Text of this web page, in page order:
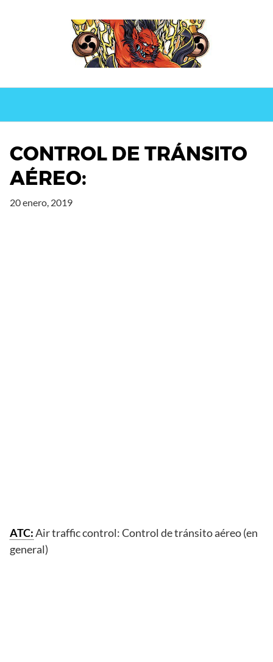
CONTROL DE TRÁNSITO
AÉREO:
20 enero, 2019
ATC:Air traffic control: Control de tránsito aéreo (en
general)